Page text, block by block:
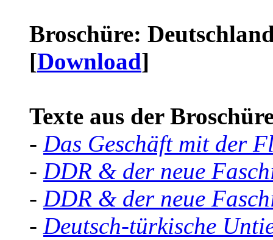
Broschüre:
[Download]
Texte aus der
- Das Geschäft mit der
- DDR & der neue
- DDR & der neue
- Deutsch-türkische